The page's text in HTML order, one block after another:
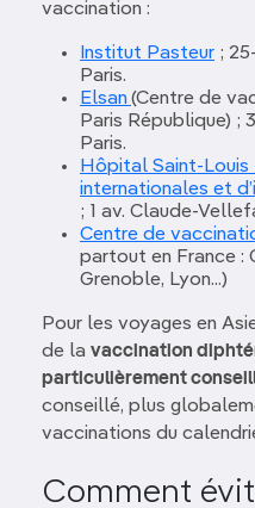
vaccination :
Institut Pasteur ;
Paris.
Elsan(Centre de
Paris République) ;
Paris.
Hôpital Saint-Louis
internationales et
; 1 av. Claude-
Centre de
partout en France :
Grenoble, Lyon...)
Pour les voyages en
de la vaccination
particulièrement
conseillé, plus
vaccinations du
Comment